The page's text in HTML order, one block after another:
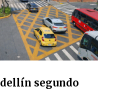
segundo